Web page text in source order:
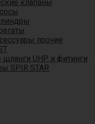
клапаны
прочие
UHP и фитинги
SPIR STAR